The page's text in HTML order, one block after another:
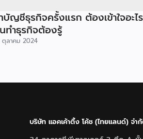
บัญชีธุรกิจครั้งแรก ต้องเข้าใจอะไ
ทำธุรกิจต้องรู้
ตุลาคม 2024
บริษัท แอคเค้าติ้ง โค้ช (ไทยแลนด์) จำ